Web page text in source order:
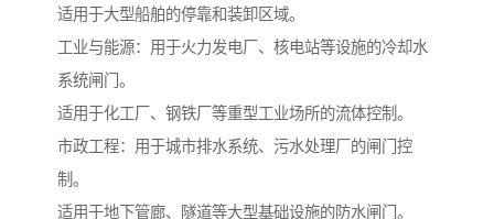
适用于大型船舶的停靠和装卸区域。
工业与能源：用于火力发电厂、核电站等设施的冷却水
系统闸门。
适用于化工厂、钢铁厂等重型工业场所的流体控制。
市政工程：用于城市排水系统、污水处理厂的闸门控
制。
适用于地下管廊、隧道等大型基础设施的防水闸门。